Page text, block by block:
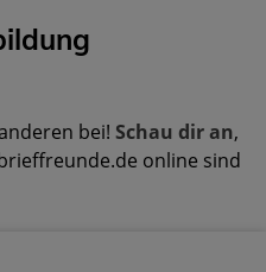
bei! Schau dir an,
online sind